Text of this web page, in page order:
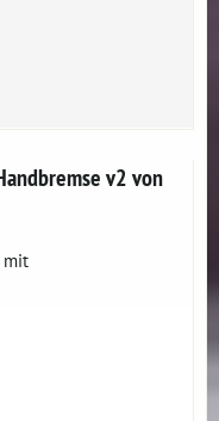
v2 von
mit